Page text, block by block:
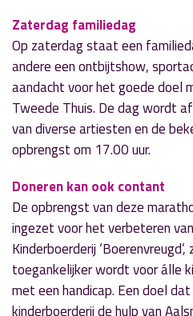
Zaterdag familiedag
Op zaterdag staat een
andere een ontbijtshow,
aandacht voor het goede doel
Tweede Thuis. De dag wordt
van diverse artiesten en de
opbrengst om 17.00 uur.
Doneren kan ook contant
De opbrengst van deze
ingezet voor het verbeteren
Kinderboerderij
toegankelijker wordt voor álle
met een handicap. Een doel
kinderboerderij de hulp van